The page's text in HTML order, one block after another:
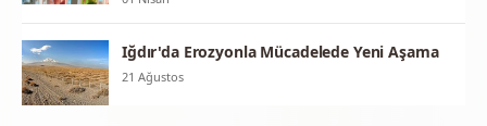
Iğdır'da Erozyonla Mücadelede Yeni Aşama
21 Ağustos